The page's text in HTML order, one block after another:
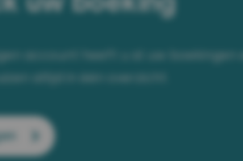
account heeft u al uw boekingen